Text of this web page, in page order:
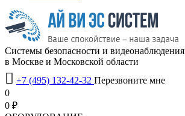
Системы безопасности и видеонаблюдения
в Москве и Московской области
 +7 (495) 132-42-32 Перезвоните мне
0
0 ₽